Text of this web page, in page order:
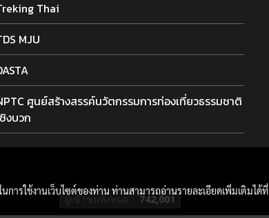
Thai
MJU
ศูนย์สร้างสรรค์นวัตกรรมการท่องเที่ยวธรรมชาติ
งบวก
ผู้เข้าชมวันนี้ 76
ารใช้งานเว็บไซต์ของท่าน ท่านสามารถอ่านรายละเอียดเพิ่มเติมได้ที่